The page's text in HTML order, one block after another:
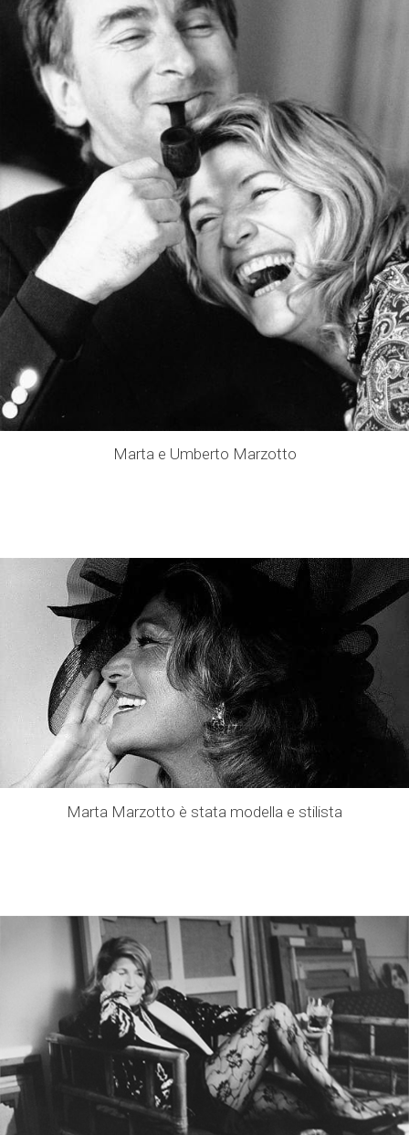
Marta e Umberto Marzotto
Marta Marzotto è stata modella e stilista